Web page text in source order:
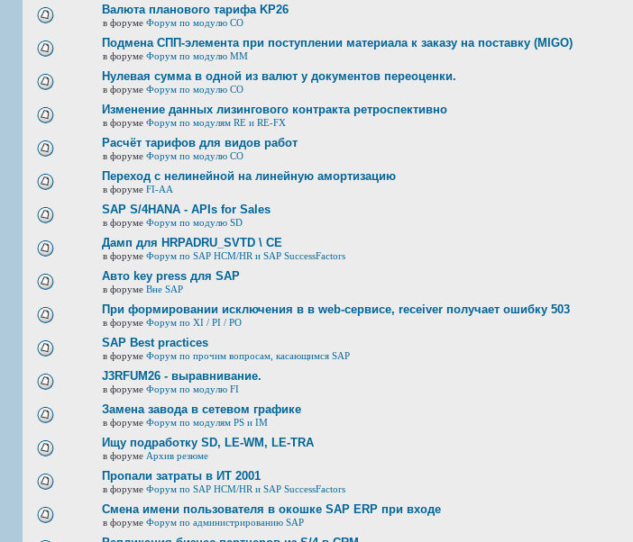
Валюта планового тарифа KP26
в форуме Форум по модулю СО
Подмена СПП-элемента при поступлении материала к заказу на поставку (MIGO)
в форуме Форум по модулю ММ
Нулевая сумма в одной из валют у документов переоценки.
в форуме Форум по модулю СО
Изменение данных лизингового контракта ретроспективно
в форуме Форум по модулям RE и RE-FX
Расчёт тарифов для видов работ
в форуме Форум по модулю СО
Переход с нелинейной на линейную амортизацию
в форуме FI-AA
SAP S/4HANA - APIs for Sales
в форуме Форум по модулю SD
Дамп для HRPADRU_SVTD \ CE
в форуме Форум по SAP HCM/HR и SAP SuccessFactors
Авто key press для SAP
в форуме Вне SAP
При формировании исключения в в web-сервисе, receiver получает ошибку 503
в форуме Форум по XI / PI / РО
SAP Best practices
в форуме Форум по прочим вопросам, касающимся SAP
J3RFUМ26 - выравнивание.
в форуме Форум по модулю FI
Замена завода в сетевом графике
в форуме Форум по модулям PS и IM
Ищу подработку SD, LE-WM, LE-TRA
в форуме Архив резюме
Пропали затраты в ИТ 2001
в форуме Форум по SAP HCM/HR и SAP SuccessFactors
Смена имени пользователя в окошке SAP ERP при входе
в форуме Форум по администрированию SAP